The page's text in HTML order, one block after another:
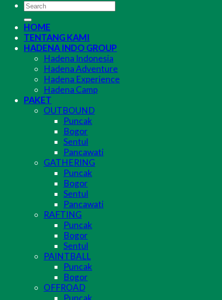
HOME
TENTANG KAMI
HADENA INDO GROUP
Hadena Indonesia
Hadena Adventure
Hadena Experience
Hadena Camp
PAKET
OUTBOUND
Puncak
Bogor
Sentul
Pancawati
GATHERING
Puncak
Bogor
Sentul
Pancawati
RAFTING
Puncak
Bogor
Sentul
PAINTBALL
Puncak
Bogor
OFFROAD
Puncak